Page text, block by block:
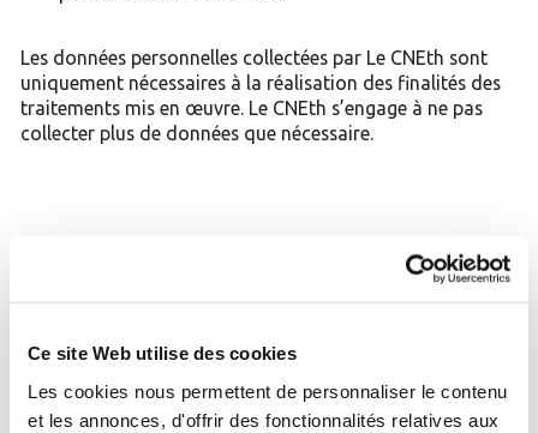
Ce site Web utilise des cookies
Les cookies nous permettent de personnaliser le contenu
et les annonces, d'offrir des fonctionnalités relatives aux
Les données personnelles collectées par Le CNEth sont
uniquement nécessaires à la réalisation des finalités des
traitements mis en œuvre. Le CNEth s’engage à ne pas
collecter plus de données que nécessaire.
L’accès à vos données personnelles est strictement limité
aux personnes habilitées, déterminées et sensibilisées du